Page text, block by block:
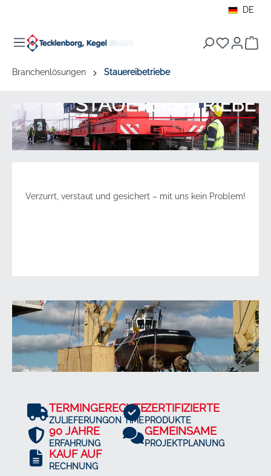
DE
Branchenlösungen Stauereibetriebe
STAUEREIBETRIEBE
Verzurrt, verstaut und gesichert – mit uns kein Problem!
TERMINGERECHTE
ZULIEFERUNGON TIME
ZERTIFIZIERTE
PRODUKTE
90 JAHRE
ERFAHRUNG
GEMEINSAME
PROJEKTPLANUNG
KAUF AUF
RECHNUNG